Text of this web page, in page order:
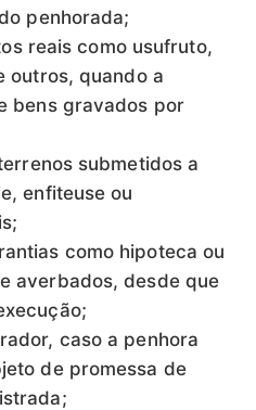
penhorada;
reais como usufruto,
outros, quando a
bens gravados por
submetidos a
enfiteuse ou
como hipoteca ou
averbados, desde que
caso a penhora
de promessa de